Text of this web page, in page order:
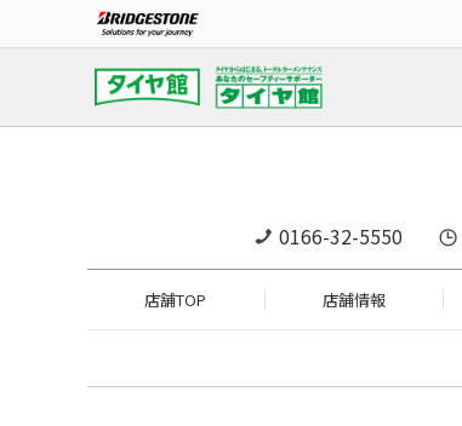
0166-32-5550
店舗TOP 店舗情報